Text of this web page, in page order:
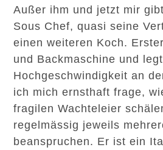
Außer ihm und jetzt mir
Sous Chef, quasi seine
einen weiteren Koch.
und Backmaschine und
Hochgeschwindigkeit an
ich mich ernsthaft frage,
fragilen Wachteleier
regelmässig jeweils
beanspruchen. Er ist ein